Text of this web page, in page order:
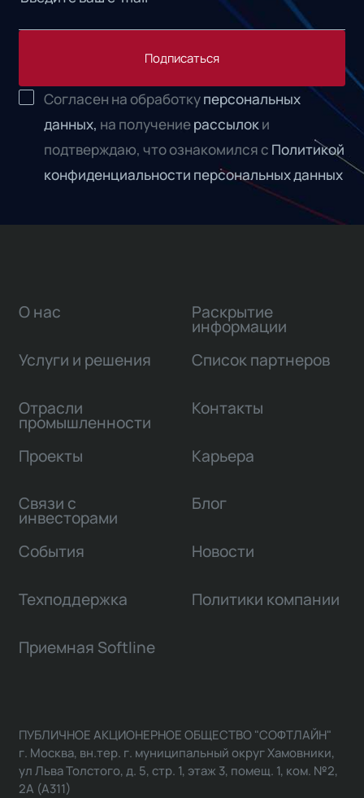
Подписаться
Согласен на обработкуперсональных
данных, на получениерассылоки
подтверждаю, что ознакомился с Политикой
конфиденциальности персональных данных
О нас
Услуги и решения
Отрасли
промышленности
Проекты
Связи с
инвесторами
Раскрытие
информации
Список партнеров
Контакты
Карьера
Блог
События Новости
Техподдержка Политики компании
Приемная Softline
ПУБЛИЧНОЕ АКЦИОНЕРНОЕ ОБЩЕСТВО "СОФТЛАЙН"
г. Москва, вн.тер. г. муниципальный округ Хамовники,
ул Льва Толстого, д. 5, стр. 1, этаж 3, помещ. 1, ком. №2,
2А (А311)